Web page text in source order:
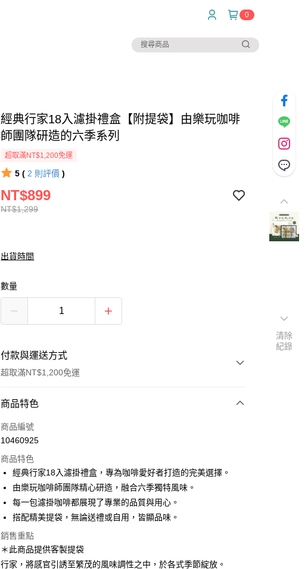
0
經典行家18入濾掛禮盒【附提袋】由樂玩咖啡
師團隊研造的六季系列
超取滿NT$1,200免運
5 ( 2 則評價 )
NT$1,299
NT$899
出貨時間
數量
付款與運送方式
超取滿NT$1,200免運
付款方式
信用卡一次付款
LINE Pay
Apple Pay
街口支付
全盈+PAY
商品特色
商品編號
10460925
商品特色
經典行家18入濾掛禮盒，專為咖啡愛好者打造的完美選擇。
由樂玩咖啡師團隊精心研造，融合六季獨特風味。
每一包濾掛咖啡都展現了專業的品質與用心。
搭配精美提袋，無論送禮或自用，皆顯品味。
銷售重點
＊此商品提供客製提袋
行家，將感官引誘至繁茂的風味調性之中，於各式季節綻放。
清除
紀錄